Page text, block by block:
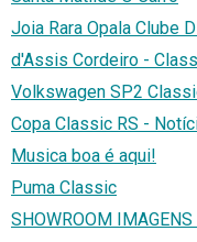
Joia Rara Opala Clube
d'Assis Cordeiro -
Volkswagen SP2
Copa Classic RS -
Musica boa é aqui!
Puma Classic
SHOWROOM